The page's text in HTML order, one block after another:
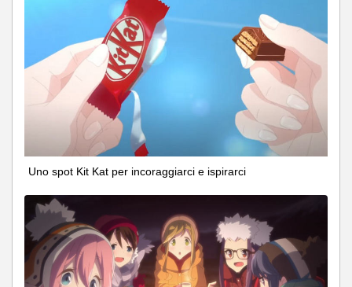
Uno spot Kit Kat per incoraggiarci e ispirarci